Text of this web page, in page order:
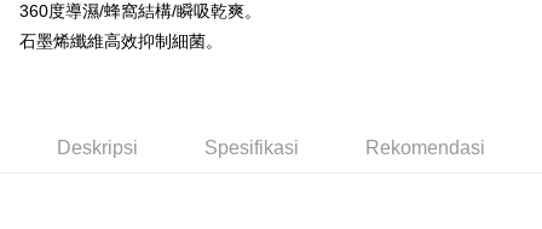
Had kredit yang diluluskan, tempoh ansuran yang tersedia, dan yuran
yang dikenakan adalah tertakluk kepada maklumat yang dinyatakan
akan dibatalkan secara automatik. Jika permohonan gagal pada
AFTEE.
5. Tiada bayaran diperlukan apabila anda menerima produk. Sila buat
Sila ambil perhatian bahawa tempoh pembayaran adalah 14 hari. Walau
Pilihan Penghantaran
360度導濕/蜂窩結構/瞬吸乾爽。
石墨烯纖維高效抑制細菌。
Deskripsi Spesifikasi Rekomendasi